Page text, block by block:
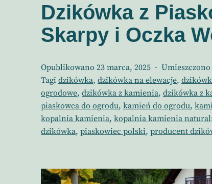
Dzikówka z
Skarpy i Oczka
Opublikowano 23 marca, 2025
Tagi dzikówka, dzikówka na elewacje,
ogrodowe, dzikówka z kamienia, dzikówka z
piaskowca do ogrodu, kamień do ogrodu,
kopalnia kamienia, kopalnia kamienia
dzikówka, piaskowiec polski, producent